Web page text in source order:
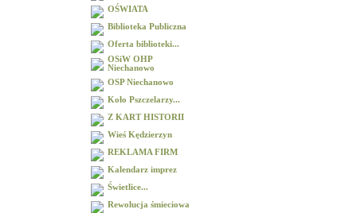
OŚWIATA
Biblioteka Publiczna
Oferta biblioteki...
OSiW OHP
Niechanowo
OSP Niechanowo
Koło Pszczelarzy...
Z KART HISTORII
Wieś Kędzierzyn
REKLAMA FIRM
Kalendarz imprez
Świetlice...
Rewolucja śmieciowa